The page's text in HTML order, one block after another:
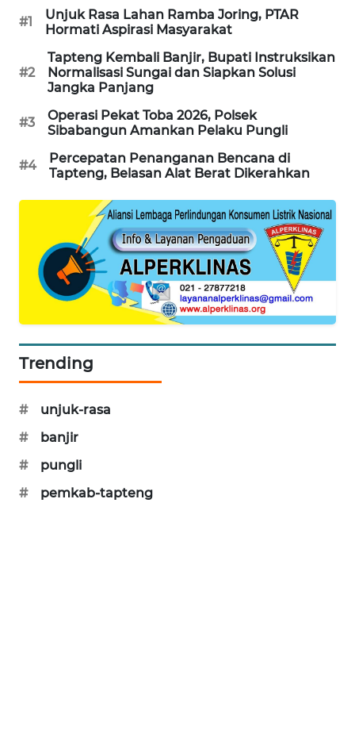
#1
Unjuk Rasa Lahan Ramba Joring, PTAR
Hormati Aspirasi Masyarakat
#2
Tapteng Kembali Banjir, Bupati Instruksikan
Normalisasi Sungai dan Siapkan Solusi
Jangka Panjang
#3
Operasi Pekat Toba 2026, Polsek
Sibabangun Amankan Pelaku Pungli
#4
Percepatan Penanganan Bencana di
Tapteng, Belasan Alat Berat Dikerahkan
Trending
#
unjuk-rasa
#
banjir
#
pungli
#
pemkab-tapteng
KRT
NEWS
KARING
NEWS
JURNAL
HUMBANG
NEWS
GARONGGANG
NEWS
FISUELRI
ENERGI
CILEUNGSI
NEWS
NEWS